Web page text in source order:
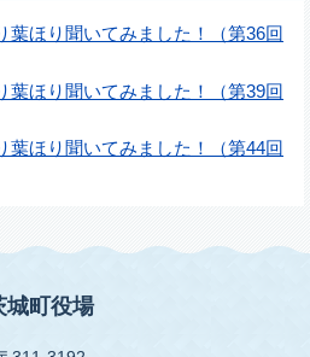
葉ほり聞いてみました！（第36回
葉ほり聞いてみました！（第39回
葉ほり聞いてみました！（第44回
城町役場